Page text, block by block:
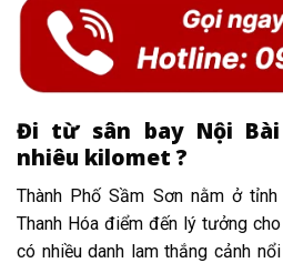
Đi từ sân bay Nội Bài
nhiêu kilomet ?
Thành Phố Sầm Sơn nằm ở
Thanh Hóa điểm đến lý tưởng
có nhiều danh lam thắng cảnh